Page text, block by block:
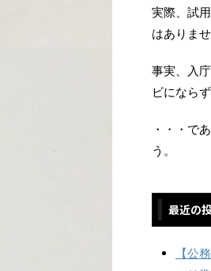
実際、試
はありませ
事実、入
ビになら
・・・で
う。
最近の
【公